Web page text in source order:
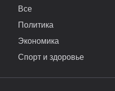
Все
Политика
Экономика
Спорт и здоровье